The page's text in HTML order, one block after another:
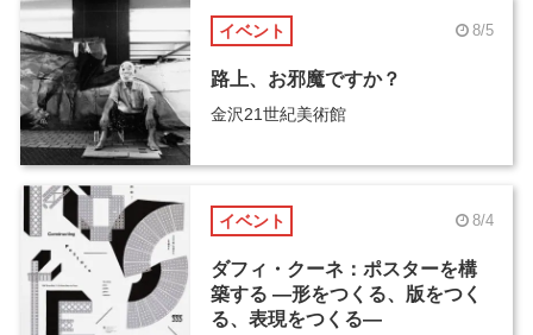
イベント 8/5
路上、お邪魔ですか？
金沢21世紀美術館
イベント 8/4
ダフィ・クーネ：ポスターを構
築する ―形をつくる、版をつく
る、表現をつくる―